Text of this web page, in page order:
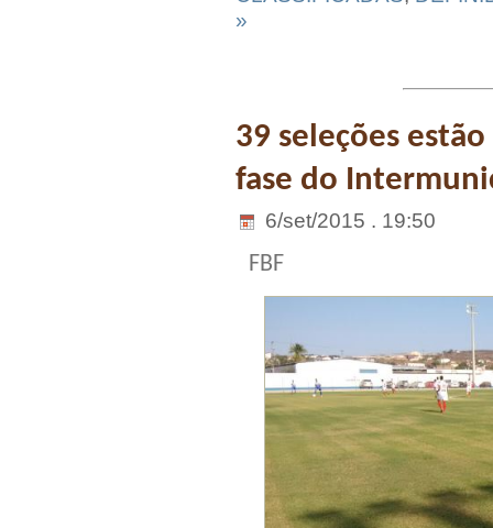
»
39 seleções
fase do
6/set/2015 . 19:50
FBF